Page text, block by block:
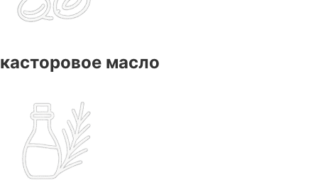
касторовое масло